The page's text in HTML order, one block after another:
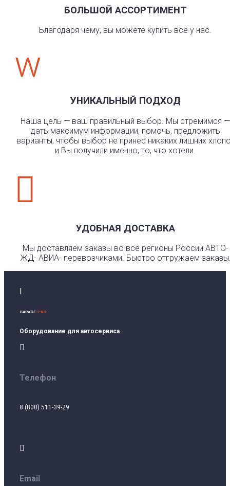
БОЛЬШОЙ АССОРТИМЕНТ
Благодаря чему, вы можете купить всё у нас.
w
УНИКАЛЬНЫЙ ПОДХОД
Наша цель — ваш правильный выбор. Мы стремимся —
дать максимум информации, помочь, предложить
варианты, чтобы выбор не принес никаких лишних
и Вы получили именно, то, что хотели.

УДОБНАЯ ДОСТАВКА
Мы доставляем заказы во все регионы России АВТО-
ЖД- АВИА- перевозчиками. Быстро отгружаем
GARAGE-PRO
Оборудование для автосервиса

Телефон
8 (800) 511-39-29

Email